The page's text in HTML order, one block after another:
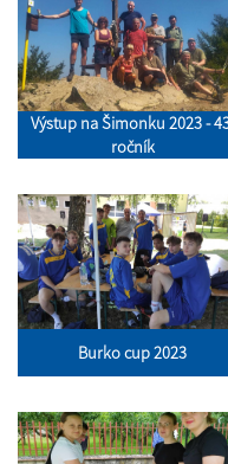
Výstup na Šimonku 2023 -
ročník
Burko cup 2023